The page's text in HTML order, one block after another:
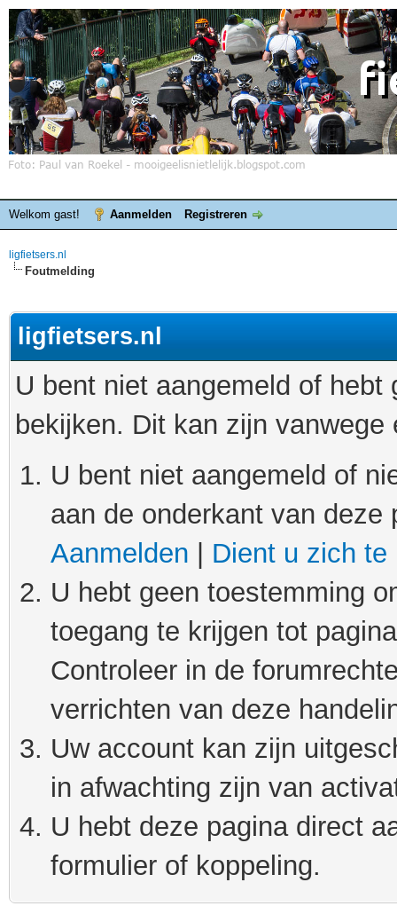
Welkom gast! Aanmelden Registreren
ligfietsers.nl
Foutmelding
ligfietsers.nl
U bent niet aangemeld of
bekijken. Dit kan zijn
U bent niet aangemeld of
aan de onderkant van
Aanmelden
Dient u zich te
U hebt geen toestemming
toegang te krijgen tot
Controleer in de
verrichten van deze
Uw account kan zijn
in afwachting zijn van
U hebt deze pagina direct
formulier of koppeling.